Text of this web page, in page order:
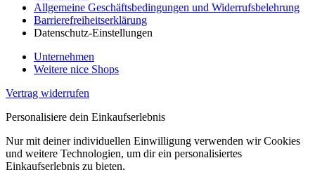
Allgemeine Geschäftsbedingungen und Widerrufsbelehrung
Barrierefreiheitserklärung
Datenschutz-Einstellungen
Unternehmen
Weitere nice Shops
Vertrag widerrufen
Personalisiere dein Einkaufserlebnis
Nur mit deiner individuellen Einwilligung verwenden wir Cookies
und weitere Technologien, um dir ein personalisiertes
Einkaufserlebnis zu bieten.